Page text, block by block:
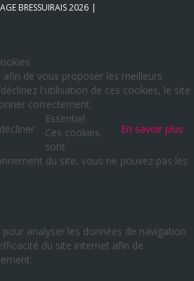
BRESSUIRAIS2026
de vous proposer les meilleurs
l'utilisation de ces cookies, le site
correctement.
En savoir plus
Essentiel
Ces cookies
sont
du site, vous ne pouvez pas les
analyser les données de navigation
du site internet afin de